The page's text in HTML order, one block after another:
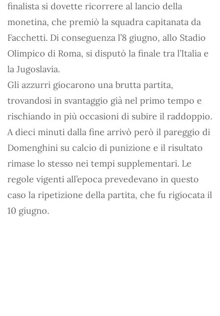
finalista si dovette ricorrere al lancio della
monetina, che premiò la squadra capitanata da
Facchetti. Di conseguenza l’8 giugno, allo Stadio
Olimpico di Roma, si disputò la finale tra l’Italia e
la Jugoslavia.
Gli azzurri giocarono una brutta partita,
trovandosi in svantaggio già nel primo tempo e
rischiando in più occasioni di subire il raddoppio.
A dieci minuti dalla fine arrivò però il pareggio di
Domenghini su calcio di punizione e il risultato
rimase lo stesso nei tempi supplementari. Le
regole vigenti all’epoca prevedevano in questo
caso la ripetizione della partita, che fu rigiocata il
10 giugno.